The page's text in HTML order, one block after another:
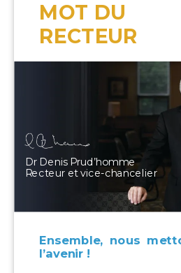
Dr Denis Prud’homme
Recteur et vice-chancelier
MOT DU
RECTEUR
Ensemble, nous
l’avenir !